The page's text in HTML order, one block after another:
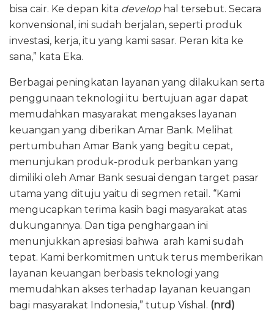
bisa cair. Ke depan kita develophal tersebut. Secara
konvensional, ini sudah berjalan, seperti produk
investasi, kerja, itu yang kami sasar. Peran kita ke
sana,” kata Eka.
Berbagai peningkatan layanan yang dilakukan serta
penggunaan teknologi itu bertujuan agar dapat
memudahkan masyarakat mengakses layanan
keuangan yang diberikan Amar Bank. Melihat
pertumbuhan Amar Bank yang begitu cepat,
menunjukan produk-produk perbankan yang
dimiliki oleh Amar Bank sesuai dengan target pasar
utama yang dituju yaitu di segmen retail. “Kami
mengucapkan terima kasih bagi masyarakat atas
dukungannya. Dan tiga penghargaan ini
menunjukkan apresiasi bahwa arah kami sudah
tepat. Kami berkomitmen untuk terus memberikan
layanan keuangan berbasis teknologi yang
memudahkan akses terhadap layanan keuangan
bagi masyarakat Indonesia,” tutup Vishal. (nrd)